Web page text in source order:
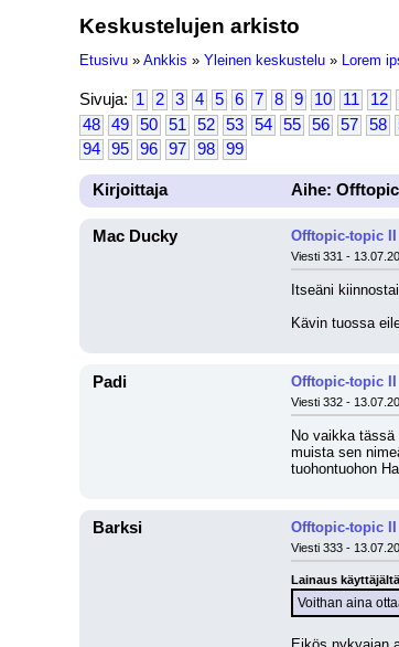
Keskustelujen arkisto
Etusivu » Ankkis » Yleinen keskustelu » Lorem
Sivuja: 1 2 3 4 5 6 7 8 9 10 11 12
48
49 50 51 52 53 54 55 56 57 58
94
95 96 97 98 99
Kirjoittaja Aihe:
Mac Ducky Offtopic-topic II
Viesti 331 -
Itseäni
Kävin tuossa
Padi Offtopic-topic II
Viesti 332 -
No vaikka
muista sen
tuohontuohon
Barksi Offtopic-topic II
Viesti 333 -
Lainaus
Voithan aina